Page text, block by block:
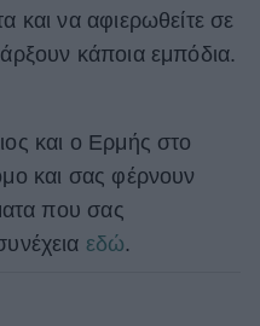
και να αφιερωθείτε σε
κάποια εμπόδια.
και ο Ερμής στο
και σας φέρνουν
που σας
εδώ.